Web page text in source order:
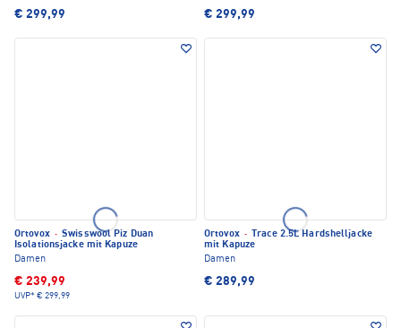
€ 299,99 € 299,99
Ortovox · Swisswool Piz Duan
Isolationsjacke mit Kapuze
Damen
€ 239,99
UVP* € 299,99
Ortovox ·
Trace 2.5L Hardshelljacke
mit Kapuze
Damen
€ 289,99